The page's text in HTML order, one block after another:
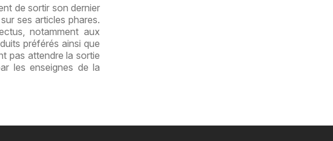
de sortir son dernier
ses articles phares.
notamment aux
préférés ainsi que
pas attendre la sortie
les enseignes de la